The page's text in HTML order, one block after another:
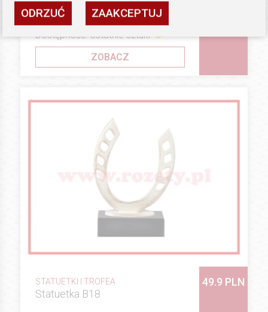
Statuetka B16
Dostępność: ostatnie sztuki
ZOBACZ
STATUETKI I TROFEA
Statuetka B18
49.9 PLN
ODRZUĆ ZAAKCEPTUJ